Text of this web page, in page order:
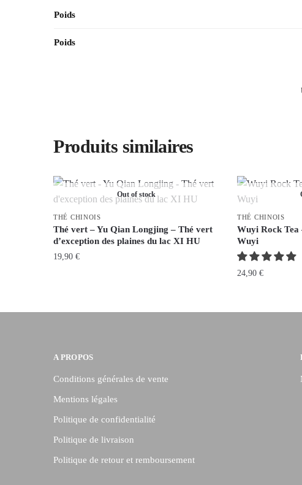
Poids
Poids
Produits similaires
Out of stock
THÉ CHINOIS
Thé vert – Yu Qian Longjing – Thé vert
d’exception des plaines du lac XI HU
19,90€
THÉ CHINOIS
Wuyi Rock Tea
Wuyi
24,90 €
A PROPOS
Conditions générales de vente
Mentions légales
Politique de confidentialité
Politique de livraison
Politique de retour et remboursement